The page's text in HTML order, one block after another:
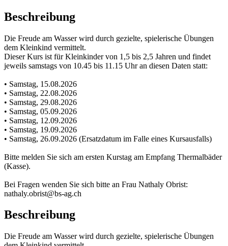
Beschreibung
Die Freude am Wasser wird durch gezielte, spielerische Übungen
dem Kleinkind vermittelt.
Dieser Kurs ist für Kleinkinder von 1,5 bis 2,5 Jahren und findet
jeweils samstags von 10.45 bis 11.15 Uhr an diesen Daten statt:
• Samstag, 15.08.2026
• Samstag, 22.08.2026
• Samstag, 29.08.2026
• Samstag, 05.09.2026
• Samstag, 12.09.2026
• Samstag, 19.09.2026
• Samstag, 26.09.2026 (Ersatzdatum im Falle eines Kursausfalls)
Bitte melden Sie sich am ersten Kurstag am Empfang Thermalbäder
(Kasse).
Bei Fragen wenden Sie sich bitte an Frau Nathaly Obrist:
nathaly.obrist@bs-ag.ch
Beschreibung
Die Freude am Wasser wird durch gezielte, spielerische Übungen